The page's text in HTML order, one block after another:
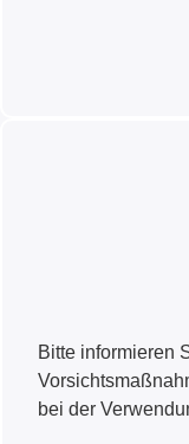
Bitte informieren
bei der